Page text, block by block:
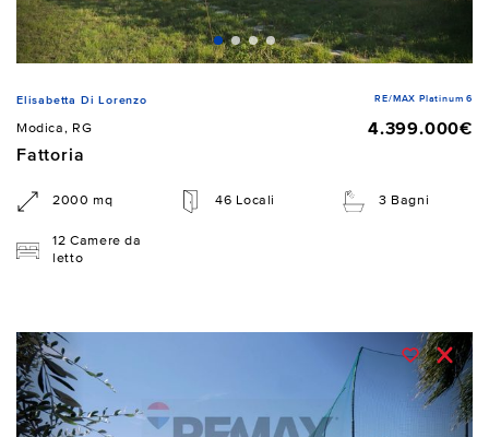
Elisabetta Di Lorenzo RE/MAX Platinum 6
Modica, RG
4.399.000€
Fattoria
2000 mq 46 Locali 3 Bagni
12 Camere da
letto